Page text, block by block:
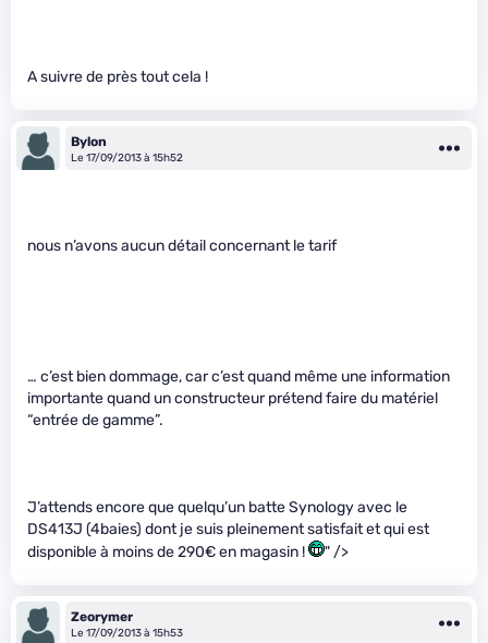
A suivre de près tout cela !
Bylon
Le 17/09/2013 à 15h52
nous n’avons aucun détail concernant le tarif
… c’est bien dommage, car c’est quand même une information
importante quand un constructeur prétend faire du matériel
“entrée de gamme”.
J’attends encore que quelqu’un batte Synology avec le
DS413J (4baies) dont je suis pleinement satisfait et qui est
disponible à moins de 290€ en magasin !
" />
Zeorymer
Le 17/09/2013 à 15h53